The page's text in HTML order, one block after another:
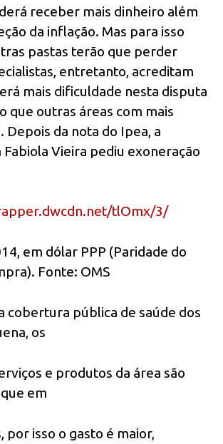
receber mais dinheiro além
da inflação. Mas para isso
pastas terão que perder
entretanto, acreditam
mais dificuldade nesta disputa
que outras áreas com mais
da nota do Ipea, a
Fabiola Vieira pediu exoneração
tlOmx/3/
em dólar PPP (Paridade do
Fonte: OMS
cobertura pública de saúde dos
os
e produtos da área são
em
por isso o gasto é maior,